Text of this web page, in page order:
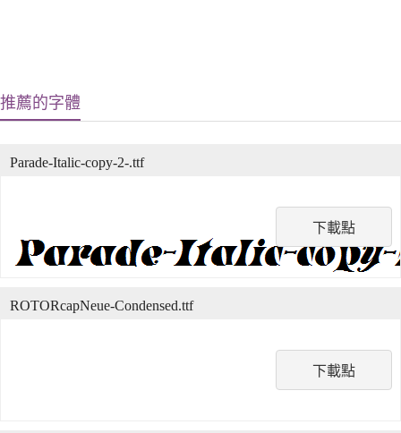
推薦的字體
下載點
Parade-Italic-copy-2-.ttf
下載點
ROTORcapNeue-Condensed.ttf